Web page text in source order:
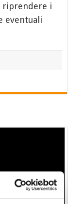
riprendere i
eventuali